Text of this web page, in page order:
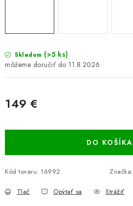
Skladom (>5 ks)
11.8.2026
149 €
DO KOŠÍKA
Kód tovaru: 16992 Značka:
Tlač Opýtať sa Strážiť